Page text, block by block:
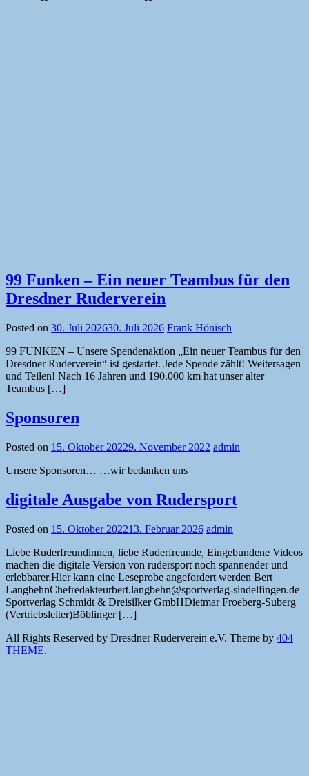
99 Funken – Ein neuer Teambus für den
Dresdner Ruderverein
Posted on 30. Juli 202630. Juli 2026 Frank Hönisch
99 FUNKEN – Unsere Spendenaktion „Ein neuer Teambus für den
Dresdner Ruderverein“ ist gestartet. Jede Spende zählt! Weitersagen
und Teilen! Nach 16 Jahren und 190.000 km hat unser alter
Teambus […]
Sponsoren
Posted on 15. Oktober 20229. November 2022 admin
Unsere Sponsoren… …wir bedanken uns
digitale Ausgabe von Rudersport
Posted on 15. Oktober 202213. Februar 2026 admin
Liebe Ruderfreundinnen, liebe Ruderfreunde, Eingebundene Videos
machen die digitale Version von rudersport noch spannender und
erlebbarer.Hier kann eine Leseprobe angefordert werden Bert
LangbehnChefredakteurbert.langbehn@sportverlag-sindelfingen.de
Sportverlag Schmidt & Dreisilker GmbHDietmar Froeberg-Suberg
(Vertriebsleiter)Böblinger […]
All Rights Reserved by Dresdner Ruderverein e.V. Theme by 404
THEME.